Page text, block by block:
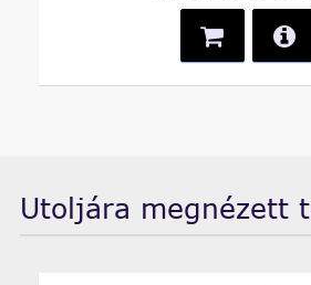
Utoljára megnézett